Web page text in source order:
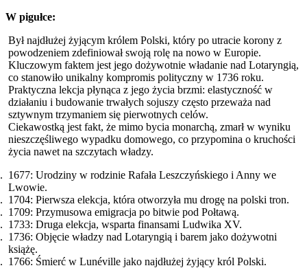
W pigułce:
Był najdłużej żyjącym królem Polski, który po utracie korony z
powodzeniem zdefiniował swoją rolę na nowo w Europie.
Kluczowym faktem jest jego dożywotnie władanie nad Lotaryngią,
co stanowiło unikalny kompromis polityczny w 1736 roku.
Praktyczna lekcja płynąca z jego życia brzmi: elastyczność w
działaniu i budowanie trwałych sojuszy często przeważa nad
sztywnym trzymaniem się pierwotnych celów.
Ciekawostką jest fakt, że mimo bycia monarchą, zmarł w wyniku
nieszczęśliwego wypadku domowego, co przypomina o kruchości
życia nawet na szczytach władzy.
1677: Urodziny w rodzinie Rafała Leszczyńskiego i Anny we
Lwowie.
1704: Pierwsza elekcja, która otworzyła mu drogę na polski tron.
1709: Przymusowa emigracja po bitwie pod Połtawą.
1733: Druga elekcja, wsparta finansami Ludwika XV.
1736: Objęcie władzy nad Lotaryngią i barem jako dożywotni
książę.
1766: Śmierć w Lunéville jako najdłużej żyjący król Polski.